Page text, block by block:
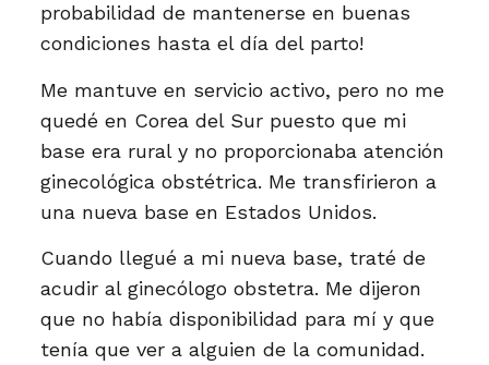
probabilidad de mantenerse en buenas
condiciones hasta el día del parto!
Me mantuve en servicio activo, pero no me
quedé en Corea del Sur puesto que mi
base era rural y no proporcionaba atención
ginecológica obstétrica. Me transfirieron a
una nueva base en Estados Unidos.
Cuando llegué a mi nueva base, traté de
acudir al ginecólogo obstetra. Me dijeron
que no había disponibilidad para mí y que
tenía que ver a alguien de la comunidad.